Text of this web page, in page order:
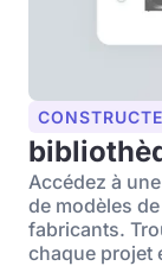
Accédez à
de modèles
fabricants.
chaque projet